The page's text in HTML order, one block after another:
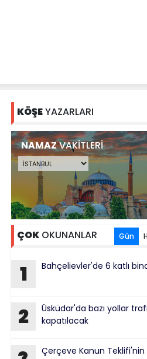
KÖŞEYAZARLARI
NAMAZVAKİTLERİ
ÇOK OKUNANLAR Gün
1 Bahçelievler'de 6 katlı
2
Üsküdar'da bazı yollar
kapatılacak
Çerçeve Kanun Teklifi'nin